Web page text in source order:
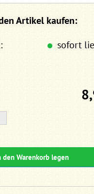
Artikel kaufen:
sofort
den Warenkorb legen